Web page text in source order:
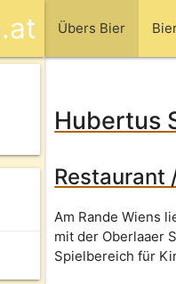
Übers Bier
Hubertus
Restaurant
Am Rande Wiens
mit der Oberlaaer
Spielbereich für